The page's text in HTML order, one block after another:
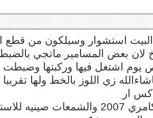
البيت استشوار وسيلكون من قطع
لان بعض المسامير ماتجي
يوم اشتغل فيها وركبتها وضبطت
زي اللوز بالخط ولها تقريبا 7 اشهر الحمدلله
ار
امريكي السياره